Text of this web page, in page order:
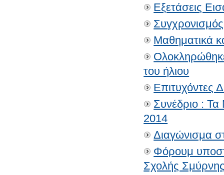
Εξετάσεις
Μαθηματικά
του ήλιου
Επιτυχόντες
Συνέδριο :
2014
Διαγώνισμα
Φόρουμ
Σχολής